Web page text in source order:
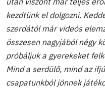
kezdtünk el dolgozni.
szerdától már videós
összesen nagyjából négy
próbáljuk a gyerekeket
Mind a serdülő, mind az
csapatunkból jönnek